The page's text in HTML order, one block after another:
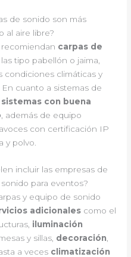
de sonido son más
al aire libre?
recomiendan carpas de
tipo pabellón o jaima,
condiciones climáticas y
cuanto a sistemas de
sistemas con buena
, además de equipo
con certificación IP
y polvo.
incluir las empresas de
para eventos?
y equipo de sonido
adicionales como el
iluminación
y sillas, decoración
a veces climatización